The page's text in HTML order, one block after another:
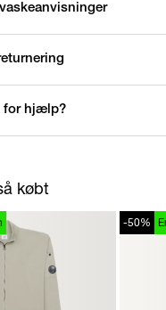
for hjælp?
købt
-50%